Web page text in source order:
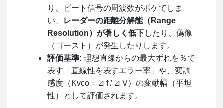
り、ビート信号の周波数がボケてしま
い、
レーダーの距離分解能（Range
Resolution）が著しく低下したり、偽像
（ゴースト）が発生したりします。
評価基準: 理想直線からの最大ずれを％で
表す「直線性を表すエラー率」や、変調
感度（ Kvco = ⊿ f / ⊿ V）の変動幅（平坦
性）として評価されます。